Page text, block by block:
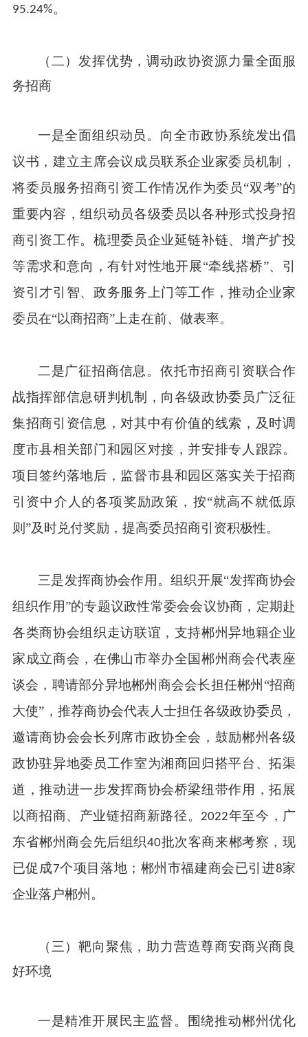
95.24%。
（二） 发挥优势，调动政协资源力量全面服
务招商
一是全面组织动员。向全市政协系统发出倡
议书，建立主席会议成员联系企业家委员机制，
将委员服务招商引资工作情况作为委员“双考”的
重要内容，组织动员各级委员以各种形式投身招
商引资工作。梳理委员企业延链补链、增产扩投
等需求和意向，有针对性地开展“牵线搭桥”、引
资引才引智、政务服务上门等工作，推动企业家
委员在“以商招商”上走在前、做表率。
二是广征招商信息。依托市招商引资联合作
战指挥部信息研判机制，向各级政协委员广泛征
集招商引资信息，对其中有价值的线索，及时调
度市县相关部门和园区对接，并安排专人跟踪。
项目签约落地后，监督市县和园区落实关于招商
引资中介人的各项奖励政策，按“就高不就低原
则”及时兑付奖励，提高委员招商引资积极性。
三是发挥商协会作用。组织开展“发挥商协会
组织作用”的专题议政性常委会会议协商，定期赴
各类商协会组织走访联谊，支持郴州异地籍企业
家成立商会，在佛山市举办全国郴州商会代表座
谈会，聘请部分异地郴州商会会长担任郴州“招商
大使”，推荐商协会代表人士担任各级政协委员，
邀请商协会会长列席市政协全会，鼓励郴州各级
政协驻异地委员工作室为湘商回归搭平台、拓渠
道，推动进一步发挥商协会桥梁纽带作用，拓展
以商招商、产业链招商新路径。 2022年至今，广
东省郴州商会先后组织40批次客商来郴考察，现
已促成7个项目落地；郴州市福建商会已引进8家
企业落户郴州。
（三）靶向聚焦，助力营造尊商安商兴商良
好环境
一是精准开展民主监督。围绕推动郴州优化